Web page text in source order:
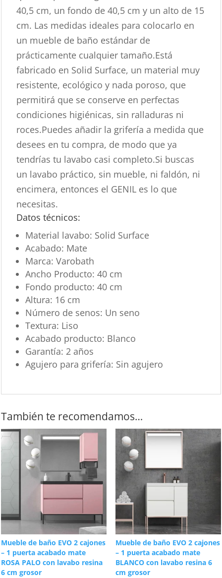
40,5 cm, un fondo de 40,5 cm y un alto de 15
cm. Las medidas ideales para colocarlo en
un mueble de baño estándar de
prácticamente cualquier tamaño.Está
fabricado en Solid Surface, un material muy
resistente, ecológico y nada poroso, que
permitirá que se conserve en perfectas
condiciones higiénicas, sin ralladuras ni
roces.Puedes añadir la grifería a medida que
desees en tu compra, de modo que ya
tendrías tu lavabo casi completo.Si buscas
un lavabo práctico, sin mueble, ni faldón, ni
encimera, entonces el GENIL es lo que
necesitas.
Datos técnicos:
Material lavabo: Solid Surface
Acabado: Mate
Marca: Varobath
Ancho Producto: 40 cm
Fondo producto: 40 cm
Altura: 16 cm
Número de senos: Un seno
Textura: Liso
Acabado producto: Blanco
Garantía: 2 años
Agujero para grifería: Sin agujero
También te recomendamos…
Mueble de baño EVO 2 cajones
– 1 puerta acabado mate
ROSA PALO con lavabo resina
6 cm grosor
Mueble de baño EVO 2 cajones
– 1 puerta acabado mate
BLANCO con lavabo resina 6
cm grosor